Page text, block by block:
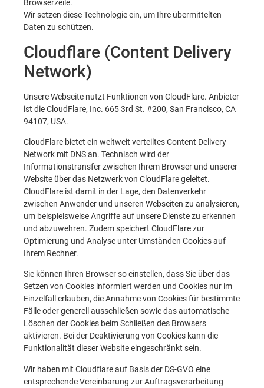
Browserzeile.
Wir setzen diese Technologie ein, um Ihre übermittelten
Daten zu schützen.
Cloudflare (Content Delivery
Network)
Unsere Webseite nutzt Funktionen von CloudFlare. Anbieter
ist die CloudFlare, Inc. 665 3rd St. #200, San Francisco, CA
94107, USA.
CloudFlare bietet ein weltweit verteiltes Content Delivery
Network mit DNS an. Technisch wird der
Informationstransfer zwischen Ihrem Browser und unserer
Website über das Netzwerk von CloudFlare geleitet.
CloudFlare ist damit in der Lage, den Datenverkehr
zwischen Anwender und unseren Webseiten zu analysieren,
um beispielsweise Angriffe auf unsere Dienste zu erkennen
und abzuwehren. Zudem speichert CloudFlare zur
Optimierung und Analyse unter Umständen Cookies auf
Ihrem Rechner.
Sie können Ihren Browser so einstellen, dass Sie über das
Setzen von Cookies informiert werden und Cookies nur im
Einzelfall erlauben, die Annahme von Cookies für bestimmte
Fälle oder generell ausschließen sowie das automatische
Löschen der Cookies beim Schließen des Browsers
aktivieren. Bei der Deaktivierung von Cookies kann die
Funktionalität dieser Website eingeschränkt sein.
Wir haben mit Cloudflare auf Basis der DS-GVO eine
entsprechende Vereinbarung zur Auftragsverarbeitung